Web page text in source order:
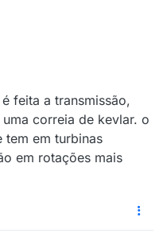
feita a transmissão,
correia de kevlar. o
em turbinas
em rotações mais